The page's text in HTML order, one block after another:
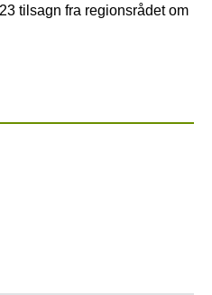
tilsagn fra regionsrådet om